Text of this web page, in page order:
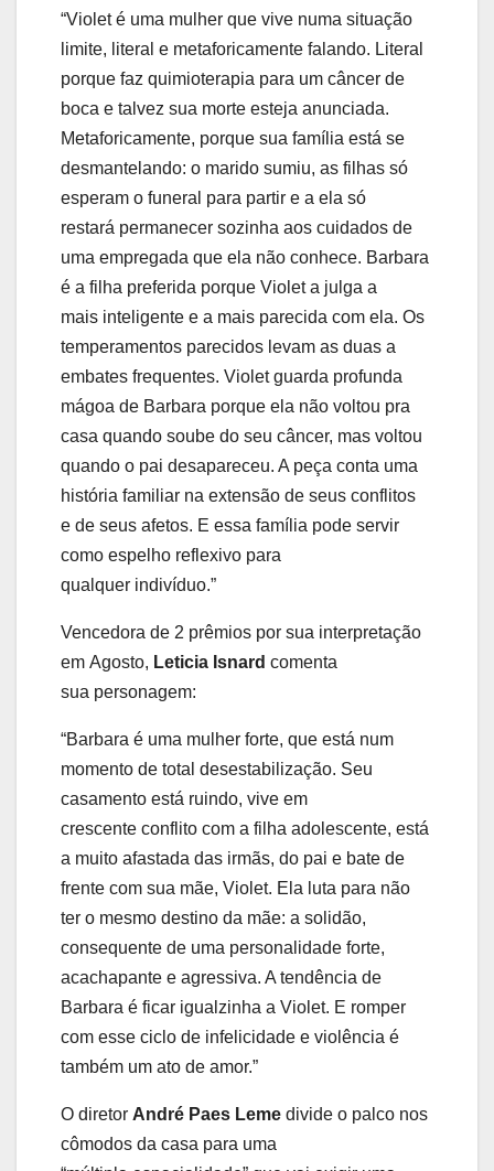
“Violet é uma mulher que vive numa situação
limite, literal e metaforicamente falando. Literal
porque faz quimioterapia para um câncer de
boca e talvez sua morte esteja anunciada.
Metaforicamente, porque sua família está se
desmantelando: o marido sumiu, as filhas só
esperam o funeral para partir e a ela só
restará permanecer sozinha aos cuidados de
uma empregada que ela não conhece. Barbara
é a filha preferida porque Violet a julga a
mais inteligente e a mais parecida com ela. Os
temperamentos parecidos levam as duas a
embates frequentes. Violet guarda profunda
mágoa de Barbara porque ela não voltou pra
casa quando soube do seu câncer, mas voltou
quando o pai desapareceu. A peça conta uma
história familiar na extensão de seus conflitos
e de seus afetos. E essa família pode servir
como espelho reflexivo para
qualquer indivíduo.”
Vencedora de 2 prêmios por sua interpretação
em Agosto, Leticia Isnard comenta
sua personagem:
“Barbara é uma mulher forte, que está num
momento de total desestabilização. Seu
casamento está ruindo, vive em
crescente conflito com a filha adolescente, está
a muito afastada das irmãs, do pai e bate de
frente com sua mãe, Violet. Ela luta para não
ter o mesmo destino da mãe: a solidão,
consequente de uma personalidade forte,
acachapante e agressiva. A tendência de
Barbara é ficar igualzinha a Violet. E romper
com esse ciclo de infelicidade e violência é
também um ato de amor.”
O diretor André Paes Leme divide o palco nos
cômodos da casa para uma